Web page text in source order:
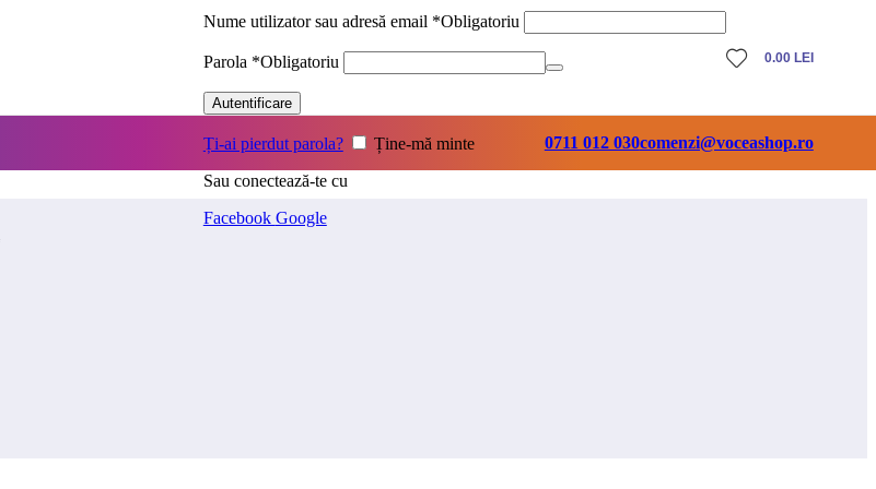
Nume utilizator sau adresă email *Obligatoriu
Parola *Obligatoriu
Autentificare
Ți-ai pierdut parola?
Ține-mă minte
Sau conectează-te cu
Facebook Google
0.00 LEI
0711 012 030comenzi@voceashop.ro